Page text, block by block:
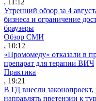
Утренний обзор за 4
бизнеса и ограничение
браузеры
Обзор СМИ
, 10:12
«Промомеду» отказали в
препарат для терапии ВИЧ
Практика
, 19:21
В ГД внесли
направлять претензии к